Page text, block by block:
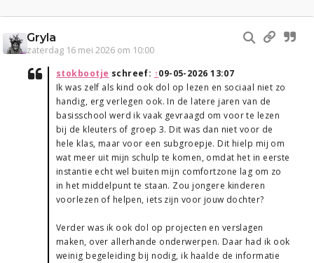
Gryla
zaterdag 16 mei 2026 om 10:00
stokbootje schreef: ↑09-05-2026 13:07
Ik was zelf als kind ook dol op lezen en sociaal niet zo
handig, erg verlegen ook. In de latere jaren van de
basisschool werd ik vaak gevraagd om voor te lezen
bij de kleuters of groep 3. Dit was dan niet voor de
hele klas, maar voor een subgroepje. Dit hielp mij om
wat meer uit mijn schulp te komen, omdat het in eerste
instantie echt wel buiten mijn comfortzone lag om zo
in het middelpunt te staan. Zou jongere kinderen
voorlezen of helpen, iets zijn voor jouw dochter?
Verder was ik ook dol op projecten en verslagen
maken, over allerhande onderwerpen. Daar had ik ook
weinig begeleiding bij nodig, ik haalde de informatie